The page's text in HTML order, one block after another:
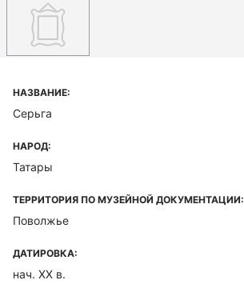
НАЗВАНИЕ:
Серьга
НАРОД:
Татары
ТЕРРИТОРИЯ ПО МУЗЕЙНОЙ ДОКУМЕНТАЦИИ:
Поволжье
ДАТИРОВКА:
нач. XX в.